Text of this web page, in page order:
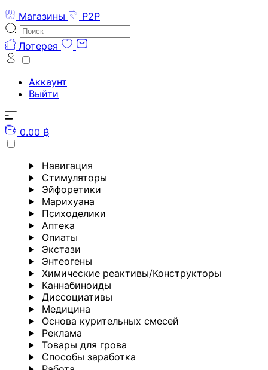
Магазины
P2P
Лотерея
Аккаунт
Выйти
0.00 ₿
Навигация
Стимуляторы
Эйфоретики
Марихуана
Психоделики
Аптека
Опиаты
Экстази
Энтеогены
Химические реактивы/Конструкторы
Каннабиноиды
Диссоциативы
Медицина
Основа курительных смесей
Реклама
Товары для грова
Способы заработка